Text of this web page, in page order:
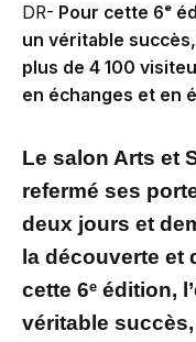
DR- Pour cette 6ᵉ
un véritable
plus de 4 100
en échanges et en
Le salon Arts et
refermé ses
deux jours et
la découverte et
cette 6ᵉ édition,
véritable